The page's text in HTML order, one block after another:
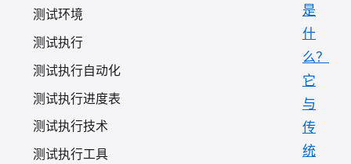
测试环境
测试执行
测试执行自动化
测试执行进度表
测试执行技术
测试执行工具
是
什
么？
它
与
传
统